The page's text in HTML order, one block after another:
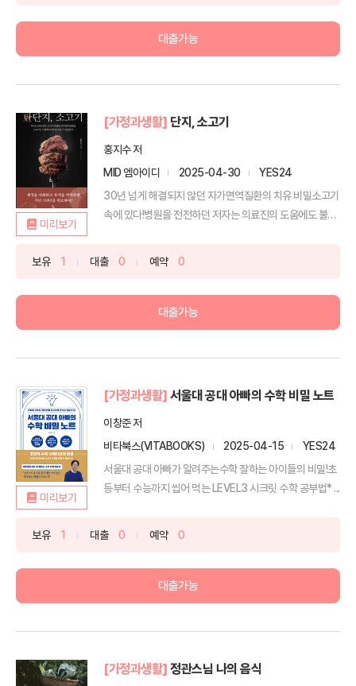
대출가능
미리보기
[가정과생활] 단지, 소고기
홍지수 저
MID 엠아이디
2025-04-30
YES24
30년 넘게 해결되지 않던 자가면역질환의 치유 비밀소고기
속에 있다!병원을 전전하던 저자는 의료진의 도움에도 불구
보유 1 대출 0 예약 0
대출가능
미리보기
[가정과생활] 서울대 공대 아빠의 수학 비밀 노트
이창준 저
비타북스(VITABOOKS)
2025-04-15
YES24
서울대 공대 아빠가 알려주는수학 잘하는 아이들의 비밀!초
등부터 수능까지 씹어 먹는 LEVEL3 시크릿 수학 공부법* ...
보유 1 대출 0 예약 0
대출가능
[가정과생활] 정관스님 나의 음식